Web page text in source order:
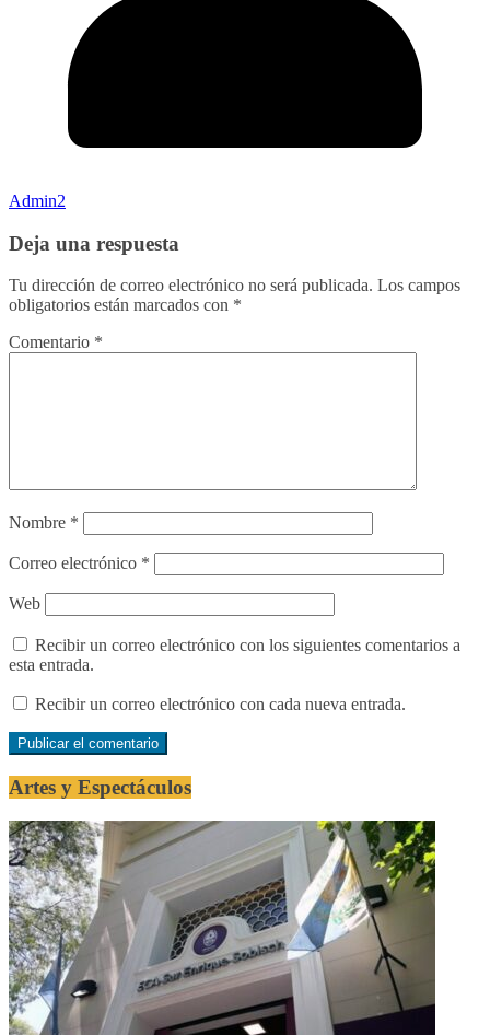
Admin2
Deja una respuesta
Tu dirección de correo electrónico no será publicada. Los campos
obligatorios están marcados con *
Comentario *
Nombre *
Correo electrónico *
Web
Recibir un correo electrónico con los siguientes comentarios a
esta entrada.
Recibir un correo electrónico con cada nueva entrada.
Artes y Espectáculos